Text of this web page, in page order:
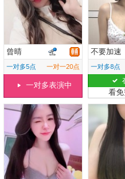
曾晴
一对多5点 一对一20点
一对多表演中
不要加速
一对多8点
看